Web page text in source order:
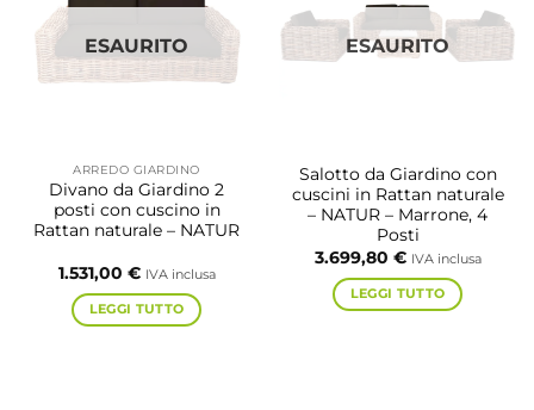
ESAURITO
ARREDO GIARDINO
Divano da Giardino 2
posti con cuscino in
Rattan naturale – NATUR
1.531,00 € IVA inclusa
LEGGI TUTTO
ESAURITO
Salotto da Giardino con
cuscini in Rattan naturale
– NATUR – Marrone, 4
Posti
3.699,80 € IVA inclusa
LEGGI TUTTO